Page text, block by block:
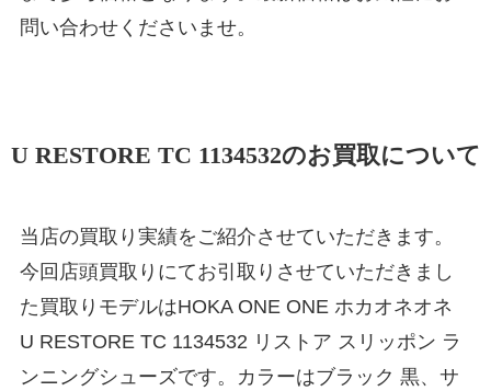
問い合わせくださいませ。
U RESTORE TC 1134532のお買取について
当店の買取り実績をご紹介させていただきます。
今回店頭買取りにてお引取りさせていただきまし
た買取りモデルはHOKA ONE ONE ホカオネオネ
U RESTORE TC 1134532 リストア スリッポン ラ
ンニングシューズです。カラーはブラック 黒、サ